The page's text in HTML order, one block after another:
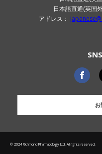
日本語直通(英国
アドレス：
お
© 2024 Richmond Pharmacology Ltd. All rights reserved.